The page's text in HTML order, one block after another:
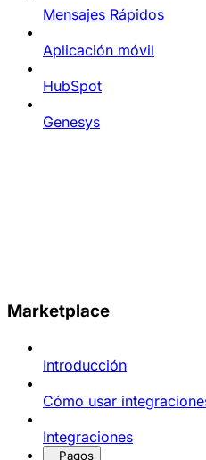
Mensajes Rápidos
Aplicación móvil
HubSpot
Genesys
Marketplace
Introducción
Cómo usar
Integraciones
Pagos